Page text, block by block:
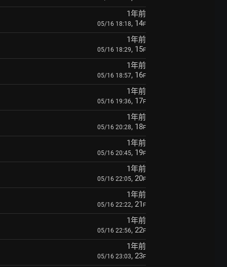
1年前
05/16 18:18, 14F
1年前
05/16 18:29, 15F
1年前
05/16 18:57, 16F
1年前
05/16 19:36, 17F
1年前
05/16 20:28, 18F
1年前
05/16 20:45, 19F
1年前
05/16 22:05, 20F
1年前
05/16 22:22, 21 F
1年前
05/16 22:56, 22F
1年前
05/16 23:03, 23F